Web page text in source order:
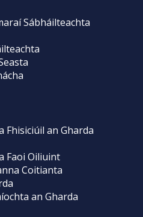
Sábháilteachta
Fhisiciúil an Gharda
Faoi Oiliuint
Coitianta
an Gharda